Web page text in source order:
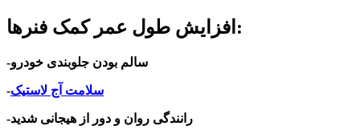
افزایش طول عمر کمک فنرها:
-سالم بودن جلوبندی خودرو
- سلامت آج لاستیک
-رانندگی روان و دور از هیجانی شدید